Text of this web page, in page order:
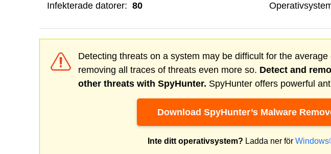
Infekterade datorer: 80
Detecting threats on a system may be difficult for the
removing all traces of threats even more so. Detect and
other threats with SpyHunter. SpyHunter offers powerful
Download SpyHunter’s Malware
Inte ditt operativsystem? Ladda ner för